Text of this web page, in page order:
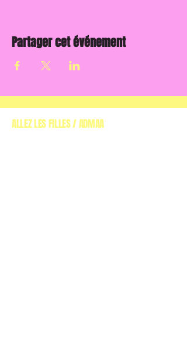
Partager cet événement
ALLEZ LES FILLES / ADMAA